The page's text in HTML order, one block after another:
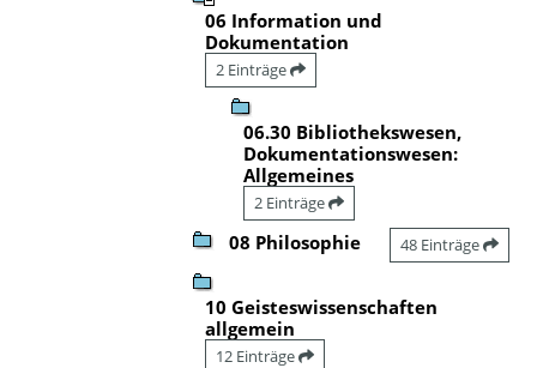
06 Information und
Dokumentation
2 Einträge
06.30 Bibliothekswesen,
Dokumentationswesen:
Allgemeines
2 Einträge
08 Philosophie 48 Einträge
10 Geisteswissenschaften
allgemein
12 Einträge